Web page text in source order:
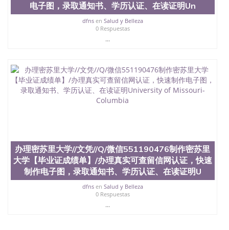
电子图，录取通知书、学历认证、在读证明Un
dfnsen Salud y Belleza
0 Respuestas
...
办理密苏里大学//文凭//Q/微信551190476制作密苏里
大学【毕业证成绩单】/办理真实可查留信网认证，快速
制作电子图，录取通知书、学历认证、在读证明U
dfnsen Salud y Belleza
0 Respuestas
...